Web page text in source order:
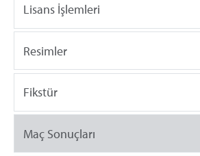
Lisans İşlemleri
Resimler
Fikstür
Maç Sonuçları